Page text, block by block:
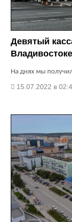
Девятый
На днях мы
15.07.2022 в